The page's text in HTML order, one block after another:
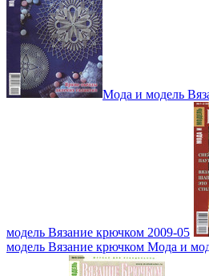
Мода и модель
модель Вязание крючком 2009-05
модель Вязание крючком Мода и